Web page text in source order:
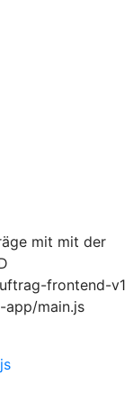
mit mit der
frontend-v1
app/main.js